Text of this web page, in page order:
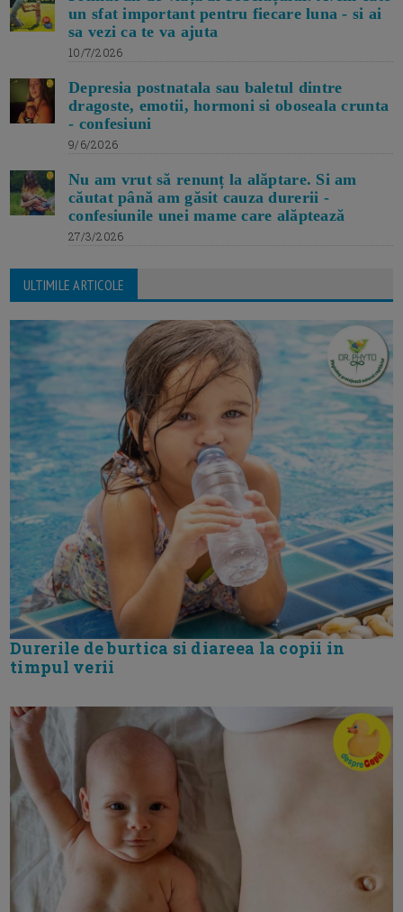
un sfat important pentru fiecare luna - si ai
sa vezi ca te va ajuta
10/7/2026
Depresia postnatala sau baletul dintre
dragoste, emotii, hormoni si oboseala crunta
- confesiuni
9/6/2026
Nu am vrut să renunț la alăptare. Si am
căutat până am găsit cauza durerii -
confesiunile unei mame care alăptează
27/3/2026
ULTIMILE ARTICOLE
Durerile de burtica si diareea la copii in
timpul verii